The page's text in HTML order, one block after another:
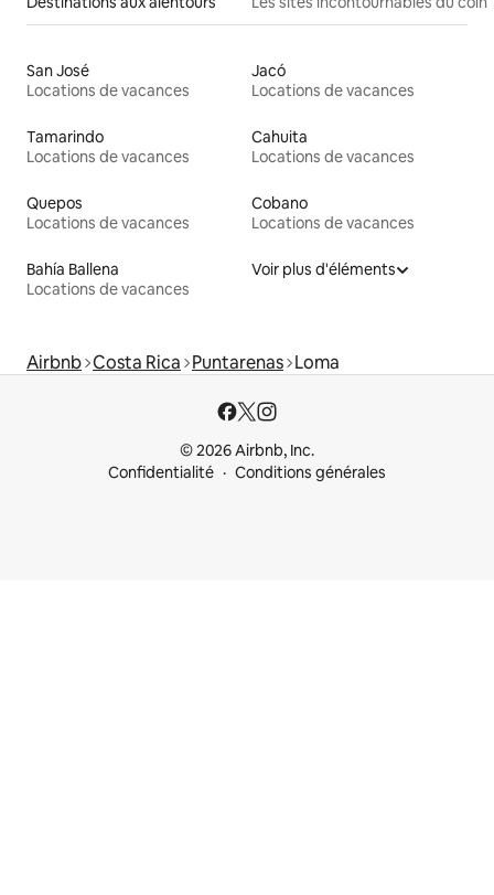
San José
Locations de vacances
Jacó
Locations de vacances
Tamarindo
Locations de vacances
Cahuita
Locations de vacances
Quepos
Locations de vacances
Cobano
Locations de vacances
Bahía Ballena
Locations de vacances
Voir plus d'éléments
Airbnb Costa Rica Puntarenas Loma
© 2026 Airbnb, Inc.
Confidentialité
Conditions générales